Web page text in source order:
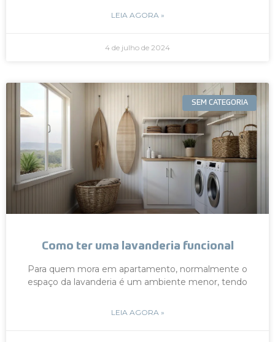
LEIA AGORA »
4 de julho de 2024
SEM CATEGORIA
Como ter uma lavanderia funcional
Para quem mora em apartamento, normalmente o
espaço da lavanderia é um ambiente menor, tendo
LEIA AGORA »